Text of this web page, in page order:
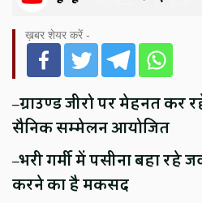
ख़बर शेयर करें -
–ग्राउण्ड जीरो पर मेहनत कर
सैनिक सम्मेलन आयोजित
–भरी गर्मी में पसीना बहा रहे
करने का है मकसद